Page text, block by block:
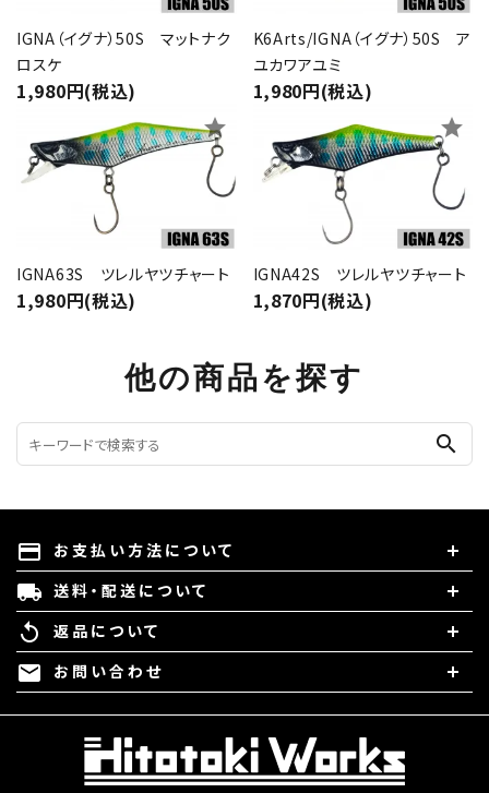
IGNA（イグナ）50S マットナク
ロスケ
1,980円(税込)
K6Arts/IGNA（イグナ）50S ア
ユカワアユミ
1,980円(税込)
IGNA63S ツレルヤツチャート
1,980円(税込)
star
IGNA42S ツレルヤツチャート
1,870円(税込)
star
他の商品を探す
search
payment お支払い方法について
local_shipping 送料・配送について
replay 返品について
mail お問い合わせ